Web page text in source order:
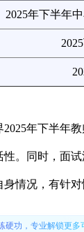
2025年下半年
2025年下半年
性。同时，面
情况，有针
硬功，专业解锁更多